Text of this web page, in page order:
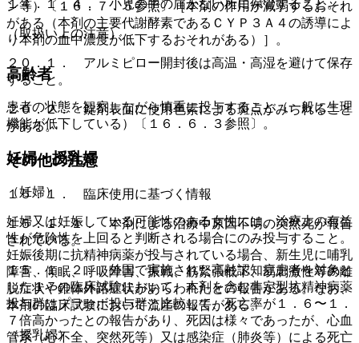
１４．１．４． 小児の手の届かない所に保管すること。
（取扱い上の注意）
２０．１． アルミピロー開封後は高温・高湿を避けて保存
すること。
２０．２． 錠剤表面に使用色素による斑点がみられること
がある。
その他の注意
１５．１． 臨床使用に基づく情報
１５．１．１． 本剤による治療中原因不明の突然死が報告
されている。
１５．１．２． 外国で実施された高齢認知症患者を対象と
した１７の臨床試験において、本剤を含む非定型抗精神病薬
投与群はプラセボ投与群と比較して、死亡率が１．６〜１．
７倍高かったとの報告があり、死因は様々であったが、心血
管系（心不全、突然死等）又は感染症（肺炎等）による死亡
ン等）〔１６．７．５参照〕［本剤の作用が減弱するおそれ
がある（本剤の主要代謝酵素であるＣＹＰ３Ａ４の誘導によ
り本剤の血中濃度が低下するおそれがある）］。
高齢者
患者の状態を観察しながら慎重に投与すること（一般に生理
機能が低下している）〔１６．６．３参照〕。
妊婦・授乳婦
（妊婦）
妊婦又は妊娠している可能性のある女性には、治療上の有益
性が危険性を上回ると判断される場合にのみ投与すること。
妊娠後期に抗精神病薬が投与されている場合、新生児に哺乳
障害、傾眠、呼吸障害、振戦、筋緊張低下、易刺激性等の離
脱症状や錐体外路症状があらわれたとの報告がある。なお、
本剤の臨床試験において流産の報告がある。
（授乳婦）